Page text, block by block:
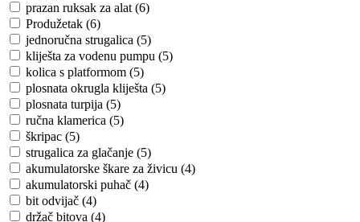
prazan ruksak za alat (6)
Produžetak (6)
jednoručna strugalica (5)
kliješta za vodenu pumpu (5)
kolica s platformom (5)
plosnata okrugla kliješta (5)
plosnata turpija (5)
ručna klamerica (5)
škripac (5)
strugalica za glačanje (5)
akumulatorske škare za živicu (4)
akumulatorski puhač (4)
bit odvijač (4)
držač bitova (4)